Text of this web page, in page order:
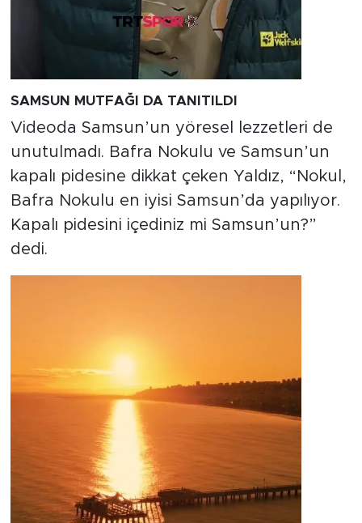
SAMSUN MUTFAĞI DA TANITILDI
Videoda Samsun’un yöresel lezzetleri de
unutulmadı. Bafra Nokulu ve Samsun’un
kapalı pidesine dikkat çeken Yaldız, “Nokul,
Bafra Nokulu en iyisi Samsun’da yapılıyor.
Kapalı pidesini içediniz mi Samsun’un?”
dedi.